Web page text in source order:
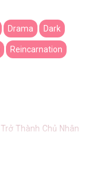
Drama Dark
Reincarnation
Trở Thành Chủ Nhân